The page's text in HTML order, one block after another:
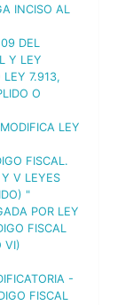
INCISO AL
DEL
Y LEY
LEY 7.913,
O
LEY
FISCAL.
V LEYES
"
POR LEY
FISCAL
VI)
-
FISCAL